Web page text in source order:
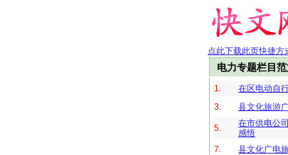
点此下载此页快捷方
电力专题栏目范
1. 在区电动自
3.
县文化旅游
5.
在市供电公
感悟
7.
县文化广电